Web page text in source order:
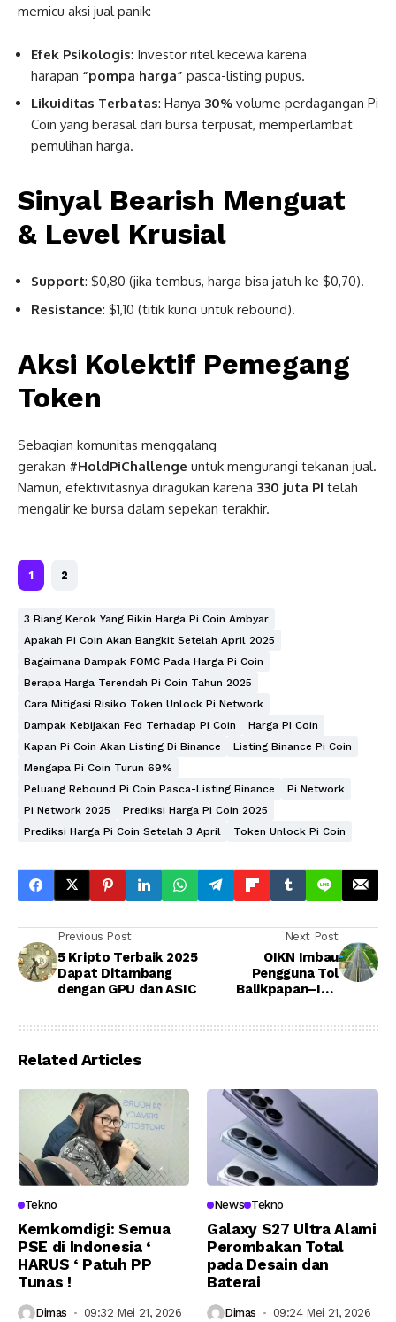
memicu aksi jual panik:
Efek Psikologis: Investor ritel kecewa karena
harapan “pompa harga” pasca-listing pupus.
Likuiditas Terbatas: Hanya 30% volume perdagangan Pi
Coin yang berasal dari bursa terpusat, memperlambat
pemulihan harga.
Sinyal Bearish Menguat
& Level Krusial
Support: $0,80 (jika tembus, harga bisa jatuh ke $0,70).
Resistance: $1,10 (titik kunci untuk rebound).
Aksi Kolektif Pemegang
Token
Sebagian komunitas menggalang
gerakan #HoldPiChallenge untuk mengurangi tekanan jual.
Namun, efektivitasnya diragukan karena 330 juta PI telah
mengalir ke bursa dalam sepekan terakhir.
1 2
3 Biang Kerok Yang Bikin Harga Pi Coin Ambyar
Apakah Pi Coin Akan Bangkit Setelah April 2025
Bagaimana Dampak FOMC Pada Harga Pi Coin
Berapa Harga Terendah Pi Coin Tahun 2025
Cara Mitigasi Risiko Token Unlock Pi Network
Dampak Kebijakan Fed Terhadap Pi Coin
Harga PI Coin
Kapan Pi Coin Akan Listing Di Binance
Listing Binance Pi Coin
Mengapa Pi Coin Turun 69%
Peluang Rebound Pi Coin Pasca-Listing Binance
Pi Network
Pi Network 2025
Prediksi Harga Pi Coin 2025
Prediksi Harga Pi Coin Setelah 3 April
Token Unlock Pi Coin
Previous Post
5 Kripto Terbaik 2025
Dapat Ditambang
dengan GPU dan ASIC
Next Post
OIKN Imbau
Pengguna Tol
Balikpapan–IKN
Related Articles
Tekno
Kemkomdigi: Semua
PSE di Indonesia ‘
HARUS ‘ Patuh PP
Tunas !
Dimas 09:32 Mei 21, 2026
News Tekno
Galaxy S27 Ultra Alami
Perombakan Total
pada Desain dan
Baterai
Dimas 09:24 Mei 21, 2026